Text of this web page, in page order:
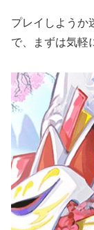
プレイしようか
で、まずは気軽